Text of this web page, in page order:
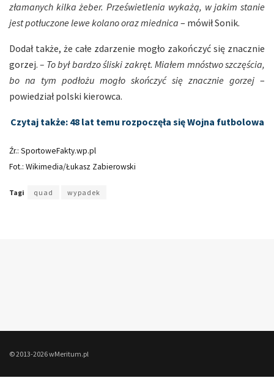
złamanych kilka żeber. Prześwietlenia wykażą, w jakim stanie
jest potłuczone lewe kolano oraz miednica – mówił Sonik.
Dodał także, że całe zdarzenie mogło zakończyć się znacznie
gorzej.– To był bardzo śliski zakręt. Miałem mnóstwo szczęścia,
bo na tym podłożu mogło skończyć się znacznie gorzej –
powiedział polski kierowca.
Czytaj także: 48 lat temu rozpoczęła się Wojna futbolowa
Źr.: SportoweFakty.wp.pl
Fot.: Wikimedia/Łukasz Zabierowski
Tagi quad wypadek
© 2013-2026 wMeritum.pl